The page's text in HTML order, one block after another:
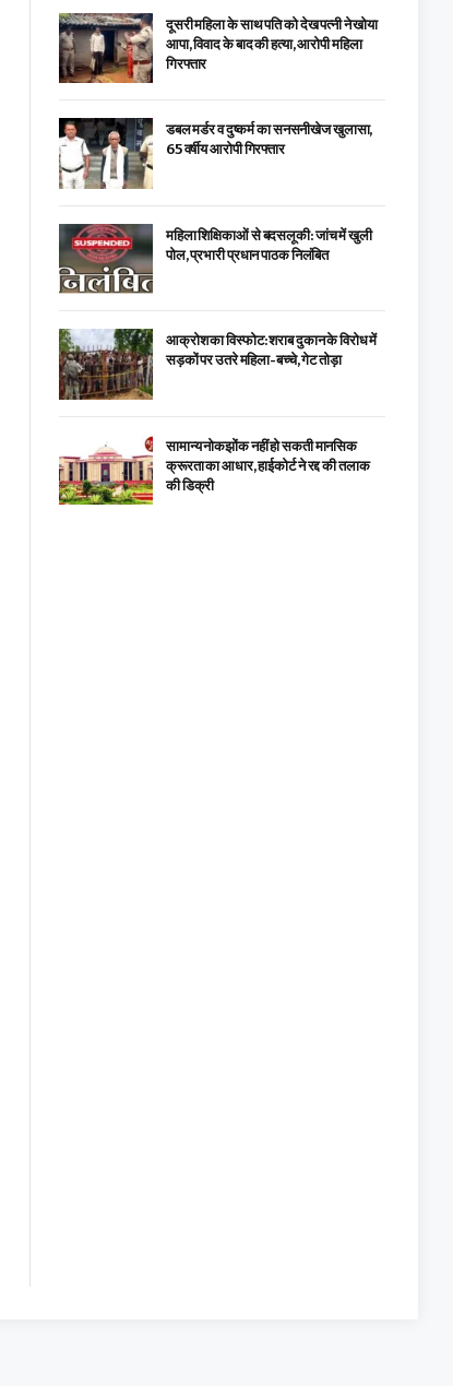
दूसरी महिला के साथ पति को देख पत्नी ने खोया
आपा, विवाद के बाद की हत्या, आरोपी महिला
गिरफ्तार
डबल मर्डर व दुष्कर्म का सनसनीखेज खुलासा,
65 वर्षीय आरोपी गिरफ्तार
महिला शिक्षिकाओं से बदसलूकी: जांच में खुली
पोल, प्रभारी प्रधान पाठक निलंबित
आक्रोश का विस्फोट: शराब दुकान के विरोध में
सड़कों पर उतरे महिला-बच्चे, गेट तोड़ा
सामान्य नोकझोंक नहीं हो सकती मानसिक
क्रूरता का आधार, हाईकोर्ट ने रद्द की तलाक
की डिक्री